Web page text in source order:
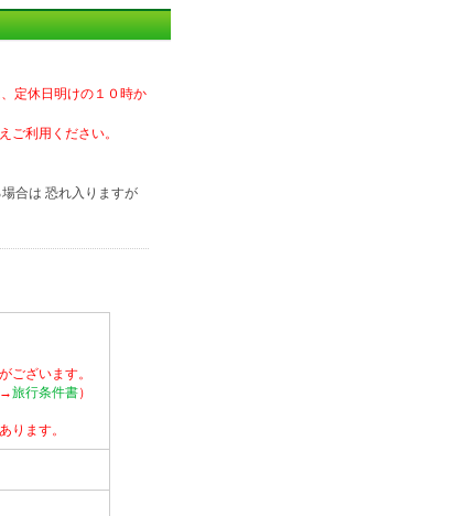
定休日明けの１０時か
ご利用ください。
合は 恐れ入りますが
ございます。
→旅行条件書）
ります。